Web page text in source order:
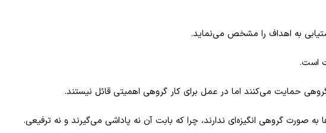
به اهداف را مشخص می‌نماید.
است.
حمایت می‌کنند اما در عمل برای کار گروهی اهمیتی قائل نیستند.
صورت گروهی انگیزه‌ای ندارند، چرا که بابت آن نه پاداشی می‌گیرند و نه ترفیعی.